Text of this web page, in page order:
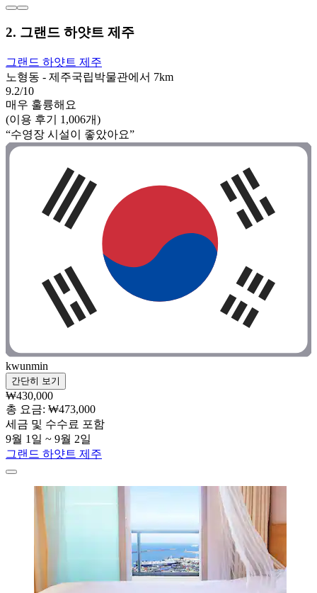
2. 그랜드 하얏트 제주
그랜드 하얏트 제주
노형동 - 제주국립박물관에서 7km
9.2/10
매우 훌륭해요
(이용 후기 1,006개)
“수영장 시설이 좋았아요”
kwunmin
간단히 보기
₩430,000
총 요금: ₩473,000
세금 및 수수료 포함
9월 1일 ~ 9월 2일
그랜드 하얏트 제주